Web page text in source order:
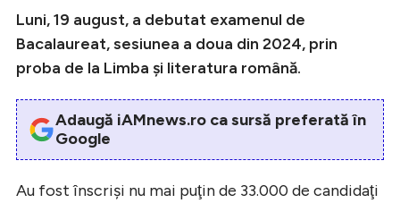
Luni, 19 august, a debutat examenul de
Bacalaureat, sesiunea a doua din 2024, prin
proba de la Limba şi literatura română.
Adaugă iAMnews.ro ca sursă preferată în
Google
Au fost înscrişi nu mai puţin de 33.000 de candidaţi